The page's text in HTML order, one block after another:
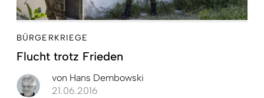
BÜRGERKRIEGE
Flucht trotz Frieden
von Hans Dembowski
21.06.2016